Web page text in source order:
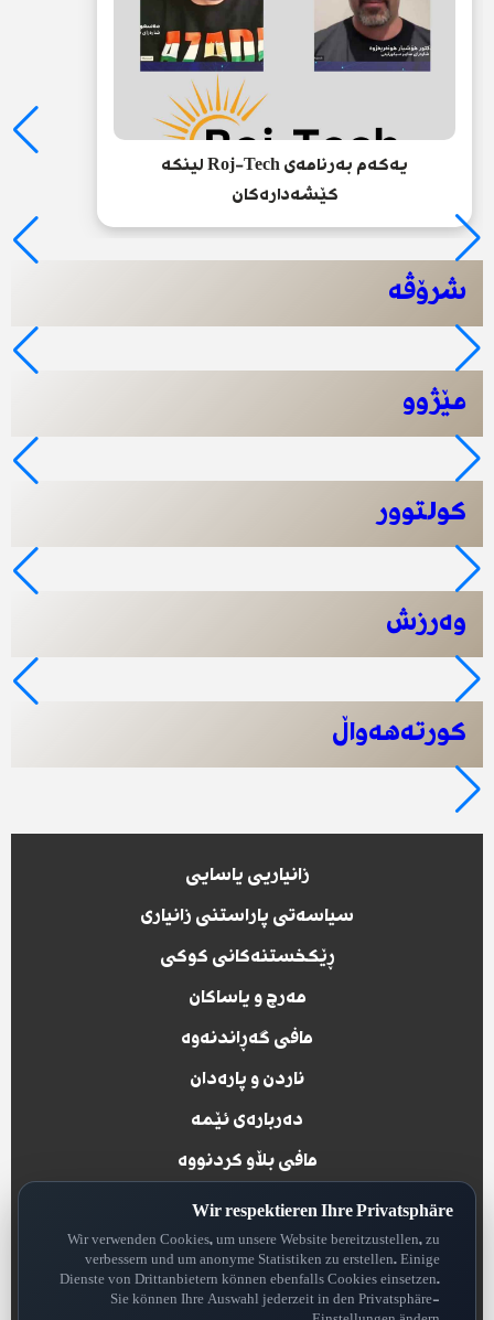
یەکەم بەرنامەی Roj-Tech لینکە
کێشەدارەکان
شرۆڤە
مێژوو
کولتوور
وەرزش
کورتەهەواڵ
زانیاریی یاسایی
سیاسەتی پاراستنی زانیاری
ڕێکخستنەکانی کوکی
مەرج و یاساکان
مافی گەڕاندنەوە
ناردن و پارەدان
دەربارەی ئێمە
مافی بڵاو کردنووە
پاراستنی داتاکان
all rights reserved for Rojhelat News
Wir respektieren Ihre Privatsphäre
Wir verwenden Cookies, um unsere Website bereitzustellen, zu
verbessern und um anonyme Statistiken zu erstellen. Einige
Dienste von Drittanbietern können ebenfalls Cookies einsetzen.
Sie können Ihre Auswahl jederzeit in den Privatsphäre-